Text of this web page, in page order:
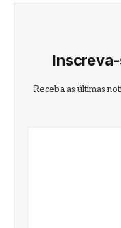
Receba as últimas